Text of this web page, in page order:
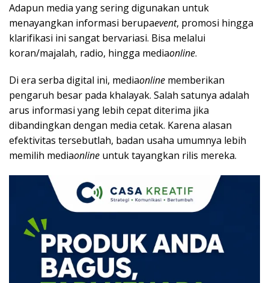
Adapun media yang sering digunakan untuk
menayangkan informasi berupaevent, promosi hingga
klarifikasi ini sangat bervariasi. Bisa melalui
koran/majalah, radio, hingga mediaonline.
Di era serba digital ini, mediaonline memberikan
pengaruh besar pada khalayak. Salah satunya adalah
arus informasi yang lebih cepat diterima jika
dibandingkan dengan media cetak. Karena alasan
efektivitas tersebutlah, badan usaha umumnya lebih
memilih mediaonline untuk tayangkan rilis mereka.